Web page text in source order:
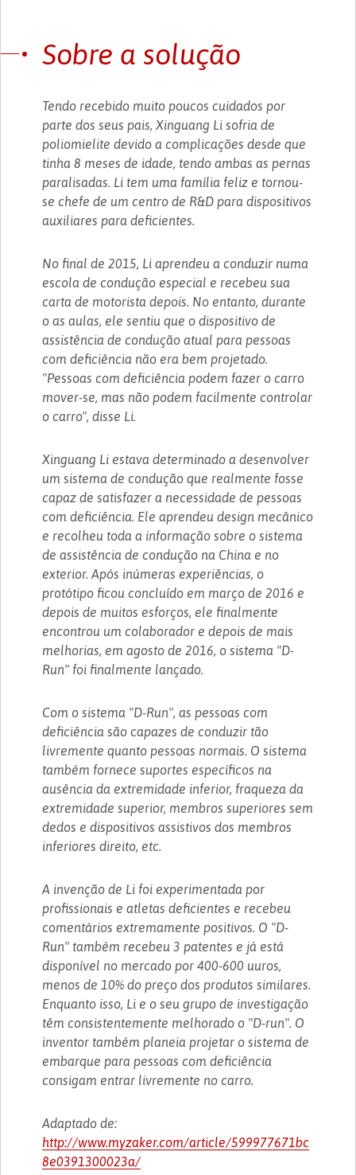
Sobre a solução
Tendo recebido muito poucos cuidados por
parte dos seus pais, Xinguang Li sofria de
poliomielite devido a complicações desde que
tinha 8 meses de idade, tendo ambas as pernas
paralisadas. Li tem uma família feliz e tornou-
se chefe de um centro de R&D para dispositivos
auxiliares para deficientes.
No final de 2015, Li aprendeu a conduzir numa
escola de condução especial e recebeu sua
carta de motorista depois. No entanto, durante
o as aulas, ele sentiu que o dispositivo de
assistência de condução atual para pessoas
com deficiência não era bem projetado.
"Pessoas com deficiência podem fazer o carro
mover-se, mas não podem facilmente controlar
o carro", disse Li.
Xinguang Li estava determinado a desenvolver
um sistema de condução que realmente fosse
capaz de satisfazer a necessidade de pessoas
com deficiência. Ele aprendeu design mecânico
e recolheu toda a informação sobre o sistema
de assistência de condução na China e no
exterior. Após inúmeras experiências, o
protótipo ficou concluído em março de 2016 e
depois de muitos esforços, ele finalmente
encontrou um colaborador e depois de mais
melhorias, em agosto de 2016, o sistema "D-
Run" foi finalmente lançado.
Com o sistema "D-Run", as pessoas com
deficiência são capazes de conduzir tão
livremente quanto pessoas normais. O sistema
também fornece suportes específicos na
ausência da extremidade inferior, fraqueza da
extremidade superior, membros superiores sem
dedos e dispositivos assistivos dos membros
inferiores direito, etc.
A invenção de Li foi experimentada por
profissionais e atletas deficientes e recebeu
comentários extremamente positivos. O "D-
Run" também recebeu 3 patentes e já está
disponível no mercado por 400-600 uuros,
menos de 10% do preço dos produtos similares.
Enquanto isso, Li e o seu grupo de investigação
têm consistentemente melhorado o "D-run". O
inventor também planeia projetar o sistema de
embarque para pessoas com deficiência
consigam entrar livremente no carro.
Adaptado de:
http://www.myzaker.com/article/599977671bc
8e0391300023a/